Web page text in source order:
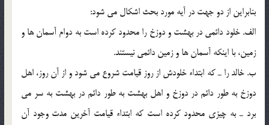
بنابراين از دو جهت در آيه مورد بحث اشكال مي شود:
الف. خلود دائمي در بهشت و دوزخ را محدود كرده است به دوام آسمان ها و
زمين، با اينكه آسمان ها و زمين دائمي نيستند.
ب. خالد را ـ كه ابتداء خلودش از روز قيامت شروع مي شود و از آن روز، اهل
دوزخ به طور دائم در دوزخ و اهل بهشت به طور دائم در بهشت به سر مي
برد ـ به چيزي محدود كرده است كه ابتداء قيامت آخرين مدت وجود آن